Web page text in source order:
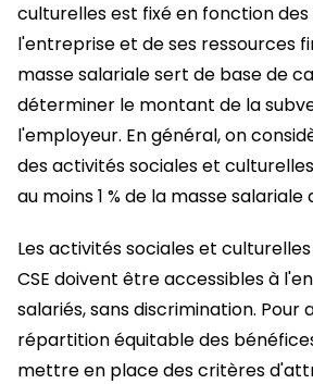
culturelles est fixé en fonction
l'entreprise et de ses ressources
masse salariale sert de base de
déterminer le montant de la
l'employeur. En général, on
des activités sociales et
au moins 1 % de la masse
Les activités sociales et
CSE doivent être accessibles à
salariés, sans discrimination. Pour
répartition équitable des
mettre en place des critères